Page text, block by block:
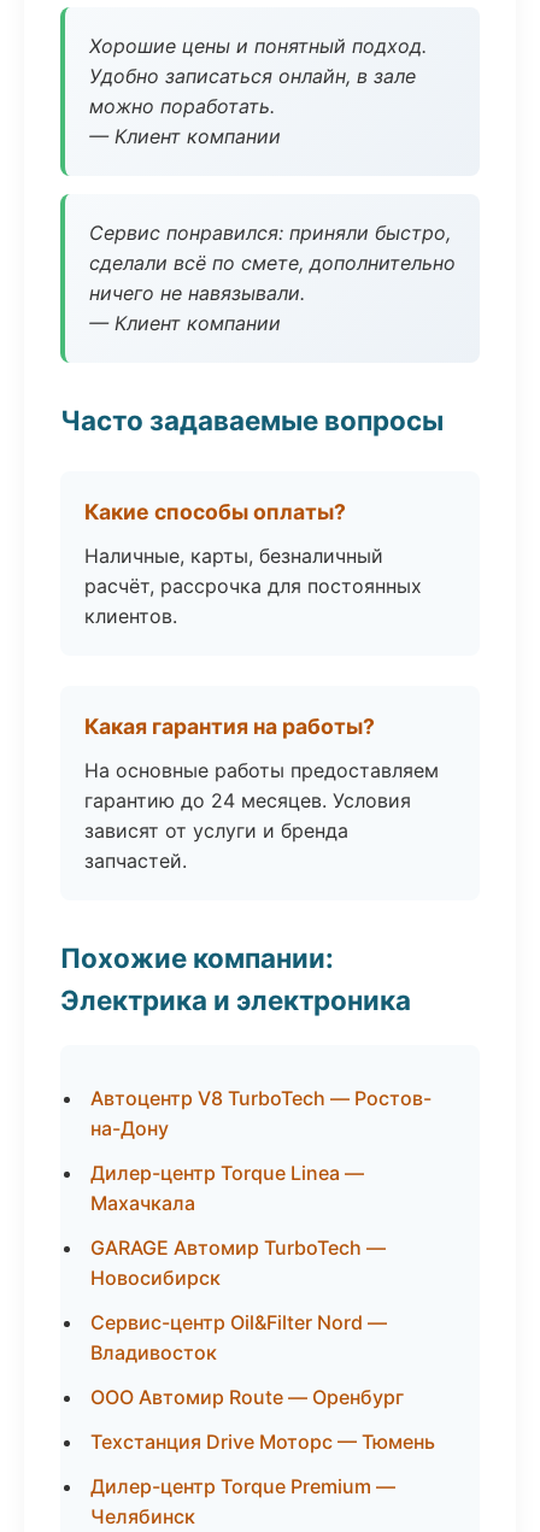
Хорошие цены и понятный подход.
Удобно записаться онлайн, в зале
можно поработать.
— Клиент компании
Сервис понравился: приняли быстро,
сделали всё по смете, дополнительно
ничего не навязывали.
— Клиент компании
Часто задаваемые вопросы
Какие способы оплаты?
Наличные, карты, безналичный
расчёт, рассрочка для постоянных
клиентов.
Какая гарантия на работы?
На основные работы предоставляем
гарантию до 24 месяцев. Условия
зависят от услуги и бренда
запчастей.
Похожие компании:
Электрика и электроника
Автоцентр V8 TurboTech — Ростов-
на-Дону
Дилер-центр Torque Linea —
Махачкала
GARAGE Автомир TurboTech —
Новосибирск
Сервис-центр Oil&Filter Nord —
Владивосток
ООО Автомир Route — Оренбург
Техстанция Drive Моторс — Тюмень
Дилер-центр Torque Premium —
Челябинск